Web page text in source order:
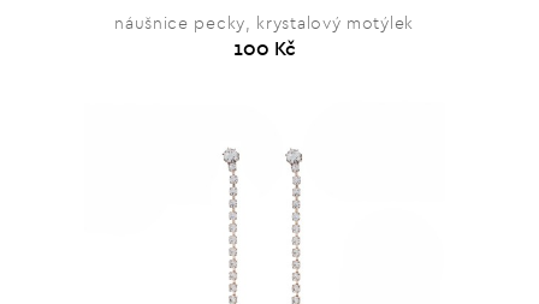
náušnice pecky, krystalový motýlek
100 Kč